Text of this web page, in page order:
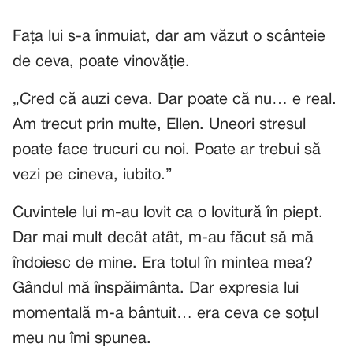
Fața lui s-a înmuiat, dar am văzut o scânteie
de ceva, poate vinovăție.
„Cred că auzi ceva. Dar poate că nu… e real.
Am trecut prin multe, Ellen. Uneori stresul
poate face trucuri cu noi. Poate ar trebui să
vezi pe cineva, iubito.”
Cuvintele lui m-au lovit ca o lovitură în piept.
Dar mai mult decât atât, m-au făcut să mă
îndoiesc de mine. Era totul în mintea mea?
Gândul mă înspăimânta. Dar expresia lui
momentală m-a bântuit… era ceva ce soțul
meu nu îmi spunea.